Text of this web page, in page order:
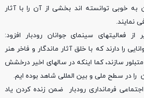
به خوبی توانسته اند بخشی از آن را با آثار
نمایند.
فعالیتهای سینمای جوانان رودبار افزود:
را دارند که با خلق آثار ماندگار و فاخر هنر
سازند، کما اینکه در سالهای اخیر درخشش
را در سطح ملی و بین المللی شاهد بوده ایم.
فرمانداری رودبار ضمن زنده کردن یاد